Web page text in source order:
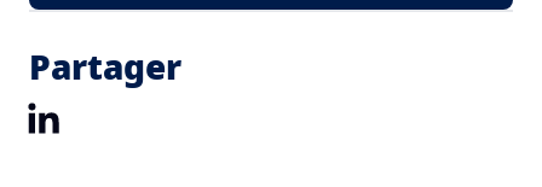
Partager